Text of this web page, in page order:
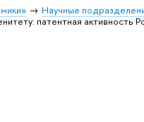
Научные
патентная активность